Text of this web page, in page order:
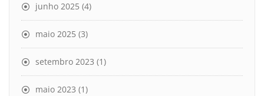
junho 2025 (4)
maio 2025 (3)
setembro 2023 (1)
maio 2023 (1)